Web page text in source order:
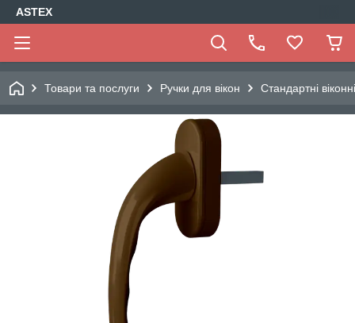
ASTEX
Товари та послуги Ручки для вікон Стандартні